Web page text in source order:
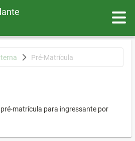
Pré-Matrícula
matrícula para ingressante por